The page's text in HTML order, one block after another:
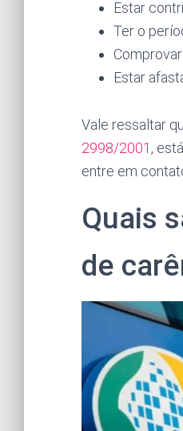
Estar
Ter o
Estar
Vale ressaltar
2998/2001 ,
entre em
Quais
de